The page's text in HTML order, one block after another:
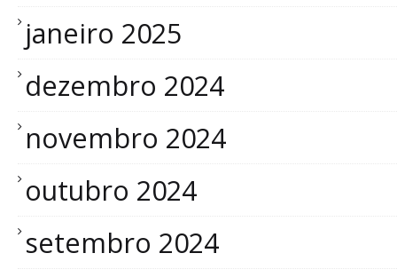
janeiro 2025
dezembro 2024
novembro 2024
outubro 2024
setembro 2024